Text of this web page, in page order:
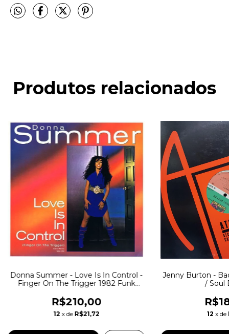
Produtos relacionados
Donna Summer - Love Is In Control -
Finger On The Trigger 1982 Funk
R$210,00
12 x de R$21,72
Jenny Burton -
/ Soul
12 x de